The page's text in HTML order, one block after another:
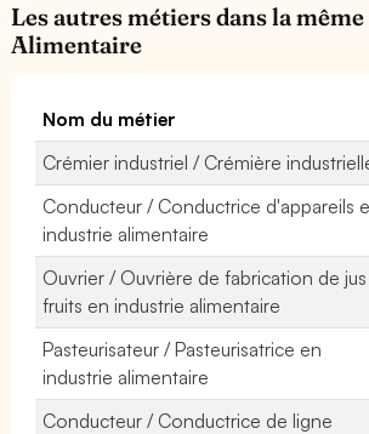
Les autres métiers dans la
Alimentaire
Nom du métier
Crémier industriel / Crémière
Conducteur / Conductrice d'appareils
industrie alimentaire
Ouvrier / Ouvrière de fabrication de
fruits en industrie alimentaire
Pasteurisateur / Pasteurisatrice en
industrie alimentaire
Conducteur / Conductrice de ligne